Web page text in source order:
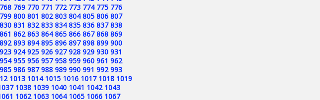
768 769 770 771 772 773 774 775 776
799 800 801 802 803 804 805 806 807
830 831 832 833 834 835 836 837 838
861 862 863 864 865 866 867 868 869
892 893 894 895 896 897 898 899 900
923 924 925 926 927 928 929 930 931
954 955 956 957 958 959 960 961 962
985 986 987 988 989 990 991 992 993
1013 1014 1015 1016 1017 1018 1019
1038 1039 1040 1041 1042 1043
1062 1063 1064 1065 1066 1067